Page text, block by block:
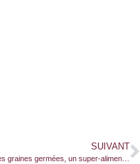
SUIVANT
Les graines germées, un super-aliment facile à produire !